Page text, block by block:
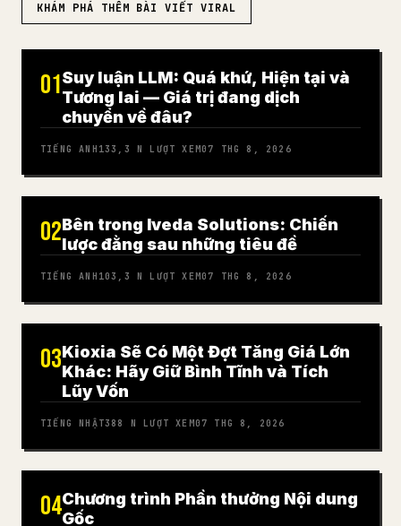
KHÁM PHÁ THÊM BÀI VIẾT VIRAL
01Suy luận LLM: Quá khứ, Hiện tại và
Tương lai — Giá trị đang dịch
chuyển về đâu?
TIẾNG ANH 133,3 N LƯỢT XEM07 THG 8, 2026
02Bên trong Iveda Solutions: Chiến
lược đằng sau những tiêu đề
TIẾNG ANH 103,3 N LƯỢT XEM07 THG 8, 2026
03Kioxia Sẽ Có Một Đợt Tăng Giá Lớn
Khác: Hãy Giữ Bình Tĩnh và Tích
Lũy Vốn
TIẾNG NHẬT388 N LƯỢT XEM07 THG 8, 2026
04Chương trình Phần thưởng Nội dung
Gốc